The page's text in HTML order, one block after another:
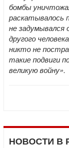
бомбы
раскатывалось
не задумывался
другого
никто не
такие подвиги
великую войну».
НОВОСТИ В